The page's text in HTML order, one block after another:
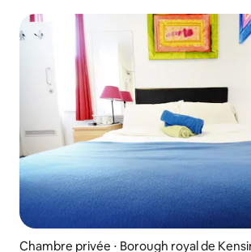
Chambre privée ⋅ Borough royal de